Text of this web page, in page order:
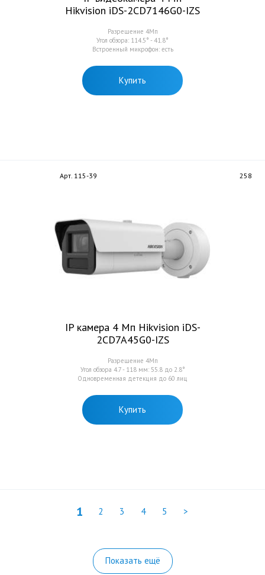
Hikvision iDS-2CD7146G0-IZS
Разрешение 4Мп
Угол обзора: 114.5° - 41.8°
Встроенный микрофон: есть
Купить
Арт. 115-39 258
IP камера 4 Мп Hikvision iDS-
2CD7A45G0-IZS
Разрешение 4Мп
Угол обзора 4.7 - 118 мм: 55.8 до 2.8°
Одновременная детекция до 60 лиц
Купить
1 2 3 4 5 >
Показать ещё